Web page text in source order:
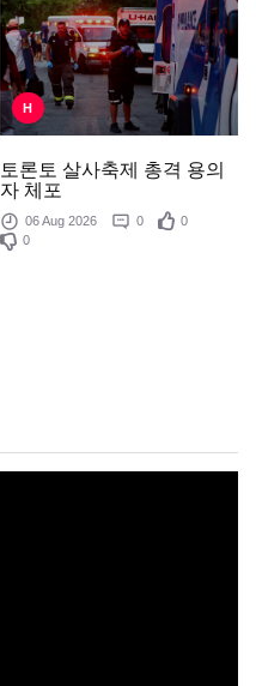
H
토론토 살사축제 총격 용의
자 체포
06 Aug 2026 0
0
0